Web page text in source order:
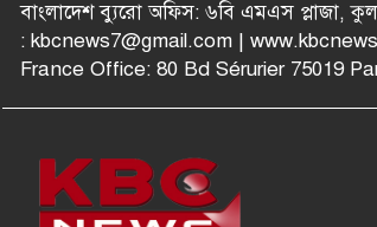
বাংলাদেশ ব্যুরো অফিস: ৬বি এমএস প্লাজা,
: kbcnews7@gmail.com |
France Office: 80 Bd Sérurier 75019